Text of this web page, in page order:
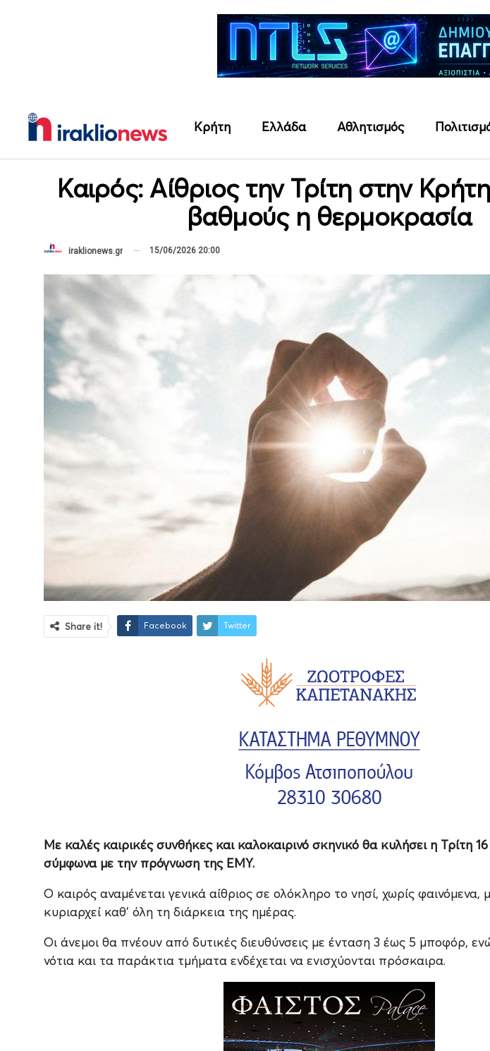
Κρήτη Ελλάδα Αθλητισμός
Καιρός: Αίθριος την Τρίτη στην
βαθμούς η θερμοκρασία
iraklionews.gr 15/06/2026 20:00
Share it! Facebook Twitter
Με καλές καιρικές συνθήκες και καλοκαιρινό σκηνικό θα κυλήσει η Τρίτη
σύμφωνα με την πρόγνωση της ΕΜΥ.
Ο καιρός αναμένεται γενικά αίθριος σε ολόκληρο το νησί, χωρίς φαινόμενα,
κυριαρχεί καθ’ όλη τη διάρκεια της ημέρας.
Οι άνεμοι θα πνέουν από δυτικές διευθύνσεις με ένταση 3 έως 5 μποφόρ,
νότια και τα παράκτια τμήματα ενδέχεται να ενισχύονται πρόσκαιρα.